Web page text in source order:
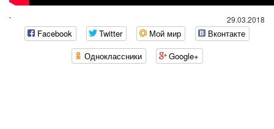
29.03.2018
`
Facebook Twitter Мой мир
Вконтакте
Одноклассники
Google+